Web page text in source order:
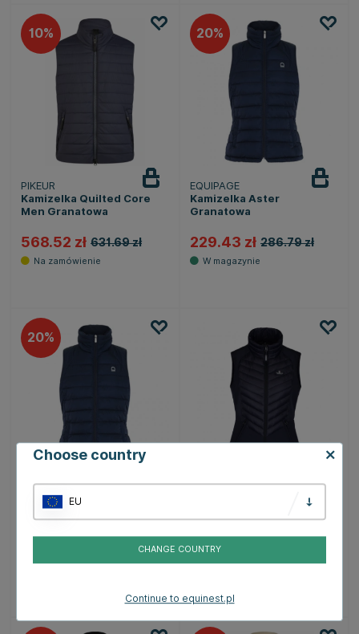
10
PIKEUR
Kamizelka Quilted Core
Men Granatowa
568.52 zł 631.69 zł
20
EQUIPAGE
Kamizelka Aster
Granatowa
229.43 zł 286.79 zł
20
EQUIPAGE
Kamizelka Aster Junior
Granatowa
268.99 zł
KINGSLAND
627.99 zł
Choose country
EU
CHANGE COUNTRY
Continue to equinest.pl